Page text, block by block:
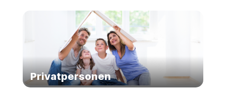
Privatpersonen